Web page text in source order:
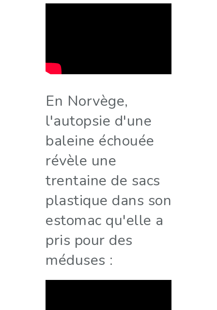
En Norvège,
l'autopsie d'une
baleine échouée
révèle une
trentaine de sacs
plastique dans son
estomac qu'elle a
pris pour des
méduses :